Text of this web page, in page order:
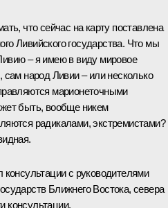
что сейчас на карту поставлена
Ливийского государства. Что мы
– я имею в виду мировое
сам народ Ливии – или несколько
марионеточными
быть, вообще никем
радикалами, экстремистами?
консультации с руководителями
Ближнего Востока, севера
консультации.